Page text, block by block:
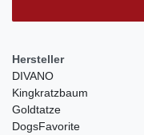
Hersteller
DIVANO
Kingkratzbaum
Goldtatze
DogsFavorite